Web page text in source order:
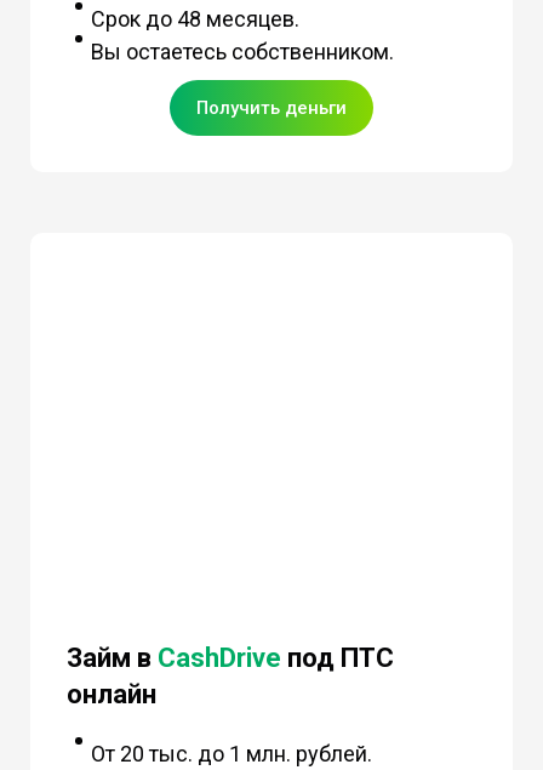
Срок до 48 месяцев.
Вы остаетесь собственником.
Получить деньги
Займ в CashDrive под ПТС
онлайн
От 20 тыс. до 1 млн. рублей.